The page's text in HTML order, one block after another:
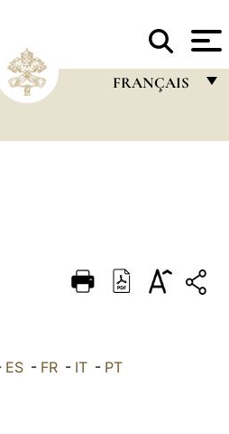
FRANÇAIS
DEUTSCH
العربيّة ES - FR - IT - PT